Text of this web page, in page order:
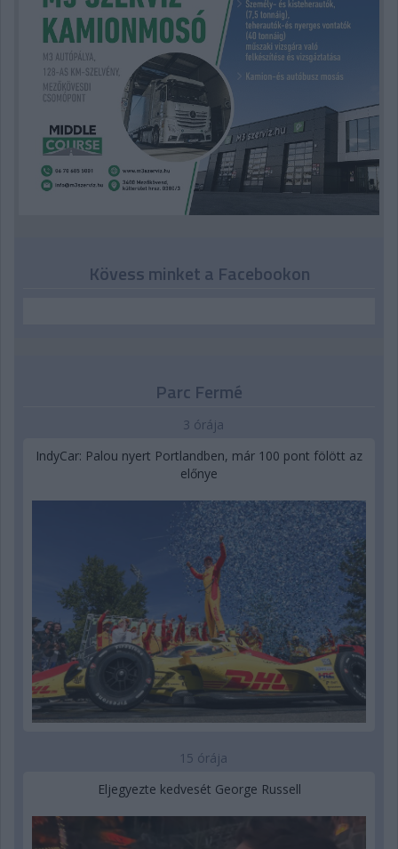
Kövess minket a Facebookon
Parc Fermé
3 órája
IndyCar: Palou nyert Portlandben, már 100 pont fölött az
előnye
15 órája
Eljegyezte kedvesét George Russell